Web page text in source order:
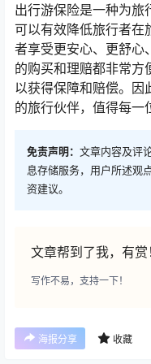
出行游保险是一种为旅
可以有效降低旅行者在
者享受更安心、更舒心
的购买和理赔都非常方
以获得保障和赔偿。因
的旅行伙伴，值得每一
免责声明： 文章内容及评
息存储服务，用户所述观
资建议。
文章帮到了我，有赏
写作不易，支持一下！
海报分享 收藏